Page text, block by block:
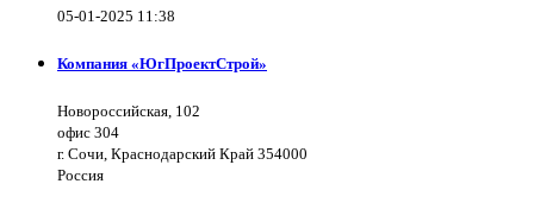
05-01-2025 11:38
Компания «ЮгПроектСтрой»
Новороссийская, 102
офис 304
г. Сочи, Краснодарский Край 354000
Россия